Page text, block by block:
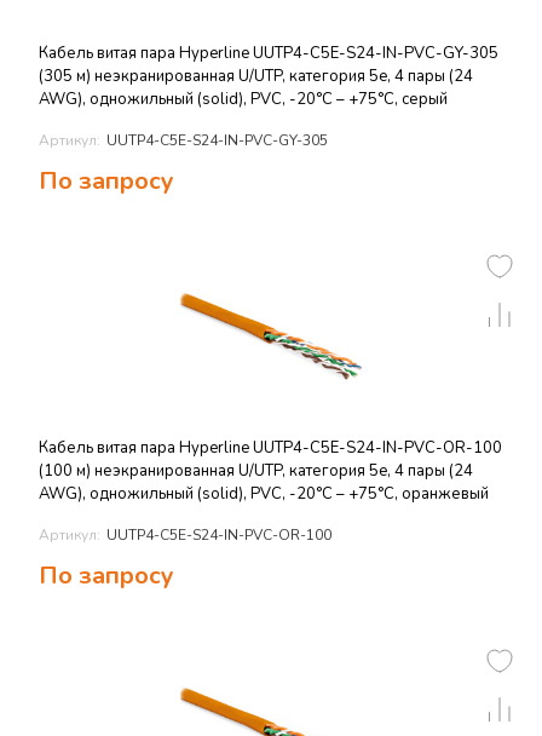
Кабель витая пара Hyperline UUTP4-C5E-S24-IN-PVC-GY-305
(305 м) неэкранированная U/UTP, категория 5e, 4 пары (24
AWG), одножильный (solid), PVC, -20°C – +75°C, серый
Артикул: UUTP4-C5E-S24-IN-PVC-GY-305
По запросу
Кабель витая пара Hyperline UUTP4-C5E-S24-IN-PVC-OR-100
(100 м) неэкранированная U/UTP, категория 5e, 4 пары (24
AWG), одножильный (solid), PVC, -20°C – +75°C, оранжевый
Артикул: UUTP4-C5E-S24-IN-PVC-OR-100
По запросу